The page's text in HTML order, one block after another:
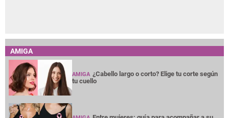
AMIGA
AMIGA ¿Cabello largo o corto? Elige tu corte según
tu cuello